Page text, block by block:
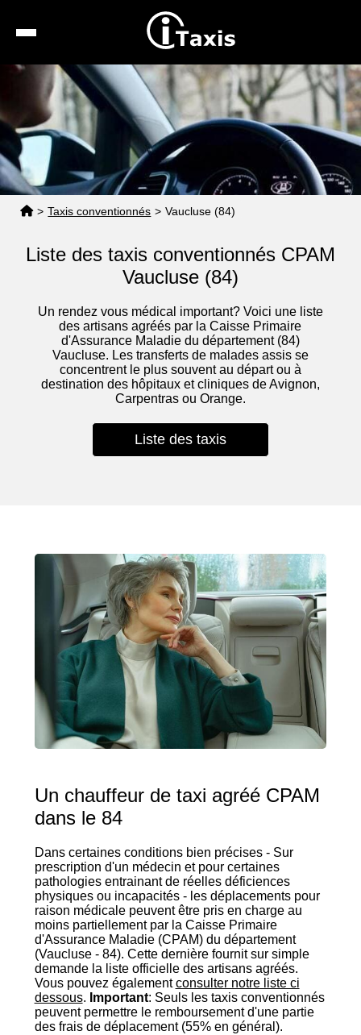
Recherche
Calcul de tarif
Taxis conventionnés
Espace pro
> Taxis conventionnés > Vaucluse (84)
Liste des taxis conventionnés CPAM
Vaucluse (84)
Un rendez vous médical important? Voici une liste
des artisans agréés par la Caisse Primaire
d'Assurance Maladie du département (84)
Vaucluse. Les transferts de malades assis se
concentrent le plus souvent au départ ou à
destination des hôpitaux et cliniques de Avignon,
Carpentras ou Orange.
Liste des taxis
Un chauffeur de taxi agréé CPAM
dans le 84
Dans certaines conditions bien précises - Sur
prescription d'un médecin et pour certaines
pathologies entrainant de réelles déficiences
physiques ou incapacités - les déplacements pour
raison médicale peuvent être pris en charge au
moins partiellement par la Caisse Primaire
d'Assurance Maladie (CPAM) du département
(Vaucluse - 84). Cette dernière fournit sur simple
demande la liste officielle des artisans agréés.
Vous pouvez égalementconsulter notre liste ci
dessous. Important: Seuls les taxis conventionnés
peuvent permettre le remboursement d'une partie
des frais de déplacement (55% en général).